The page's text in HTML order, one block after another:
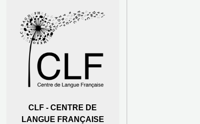
CLF - CENTRE DE
LANGUE FRANÇAISE